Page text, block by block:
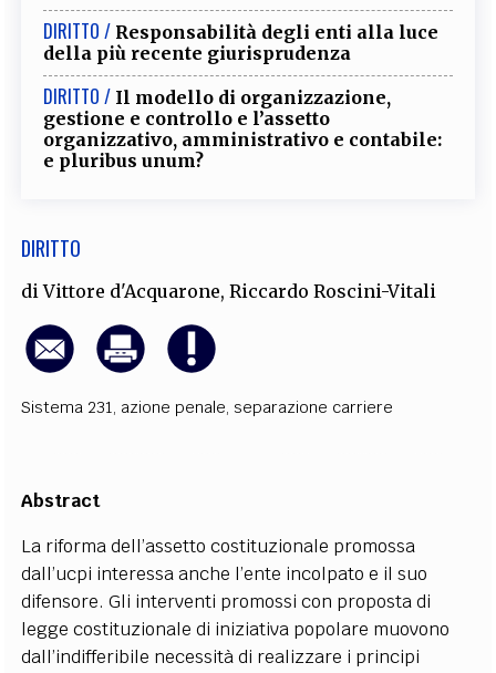
DIRITTO / Responsabilità degli enti alla luce
della più recente giurisprudenza
DIRITTO / Il modello di organizzazione,
gestione e controllo e l’assetto
organizzativo, amministrativo e contabile:
e pluribus unum?
DIRITTO
diVittore d'Acquarone,Riccardo Roscini-Vitali
Sistema 231, azione penale,separazione carriere
Abstract
La riforma dell’assetto costituzionale promossa
dall’ucpi interessa anche l’ente incolpato e il suo
difensore. Gli interventi promossi con proposta di
legge costituzionale di iniziativa popolare muovono
dall’indifferibile necessità di realizzare i principi